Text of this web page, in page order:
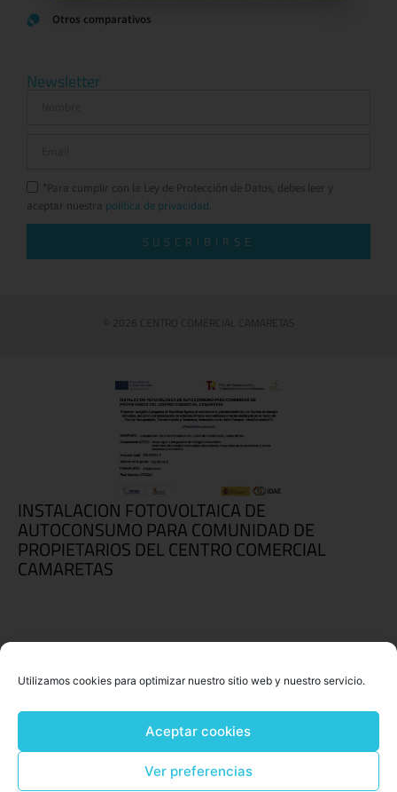
Utilizamos cookies para optimizar nuestro sitio web y nuestro servicio.
Aceptar cookies
Ver preferencias
Otros comparativos
Newsletter
*Para cumplir con la Ley de Protección de Datos, debes leer y
aceptar nuestra política de privacidad.
SUSCRIBIRSE
© 2026 CENTRO COMERCIAL CAMARETAS
INSTALACION FOTOVOLTAICA DE
AUTOCONSUMO PARA COMUNIDAD DE
PROPIETARIOS DEL CENTRO COMERCIAL
CAMARETAS